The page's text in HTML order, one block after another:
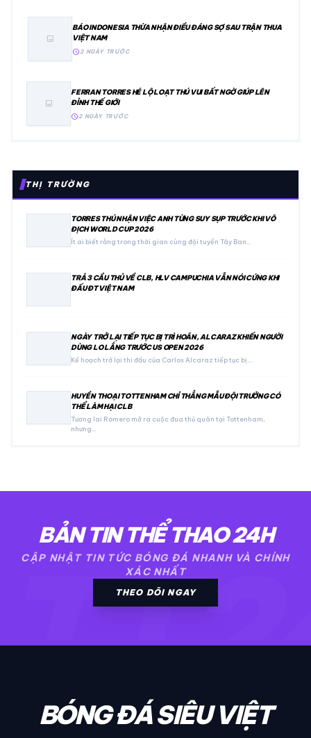
image
BÁO INDONESIA THỪA NHẬN ĐIỀU ĐÁNG SỢ SAU TRẬN THUA
VIỆT NAM
schedule2 NGÀY TRƯỚC
image
FERRAN TORRES HÉ LỘ LOẠT THÚ VUI BẤT NGỜ GIÚP LÊN
ĐỈNH THẾ GIỚI
schedule2 NGÀY TRƯỚC
THỊ TRƯỜNG
TORRES THÚ NHẬN VIỆC ANH TỪNG SUY SỤP TRƯỚC KHI VÔ
ĐỊCH WORLD CUP 2026
Ít ai biết rằng trong thời gian cùng đội tuyển Tây Ban…
TRẢ 3 CẦU THỦ VỀ CLB, HLV CAMPUCHIA VẪN NÓI CỨNG KHI
ĐẤU ĐT VIỆT NAM
NGÀY TRỞ LẠI TIẾP TỤC BỊ TRÌ HOÃN, ALCARAZ KHIẾN NGƯỜI
DÙNG LO LẮNG TRƯỚC US OPEN 2026
Kế hoạch trở lại thi đấu của Carlos Alcaraz tiếp tục bị…
HUYỀN THOẠI TOTTENHAM CHỈ THẲNG MẪU ĐỘI TRƯỞNG CÓ
THỂ LÀM HẠI CLB
Tương lai Romero mở ra cuộc đua thủ quân tại Tottenham,
nhưng…
BẢN TIN THỂ THAO 24H
CẬP NHẬT TIN TỨC BÓNG ĐÁ NHANH VÀ CHÍNH
XÁC NHẤT
THEO DÕI NGAY
BÓNG ĐÁ SIÊU VIỆT